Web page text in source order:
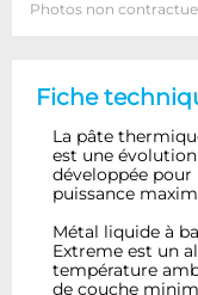
Photos non
Fiche
La pâte
est une
développée pour
puissance
Métal liquide à
Extreme est un
température
de couche